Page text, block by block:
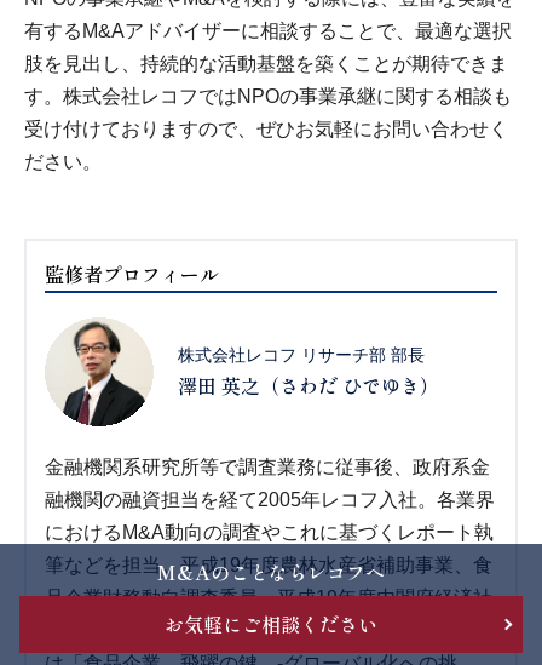
有するM&Aアドバイザーに相談することで、最適な選択
肢を見出し、持続的な活動基盤を築くことが期待できま
す。株式会社レコフではNPOの事業承継に関する相談も
受け付けておりますので、ぜひお気軽にお問い合わせく
ださい。
監修者プロフィール
株式会社レコフ リサーチ部 部長
澤田 英之（さわだ ひでゆき）
金融機関系研究所等で調査業務に従事後、政府系金
融機関の融資担当を経て2005年レコフ入社。各業界
におけるM&A動向の調査やこれに基づくレポート執
筆などを担当。平成19年度農林水産省補助事業、食
品企業財務動向調査委員、平成19年度内閣府経済社
会総合研究所M&A究会 小研究会委員。著書・論文
M&Aのことならレコフへ
お気軽にご相談ください